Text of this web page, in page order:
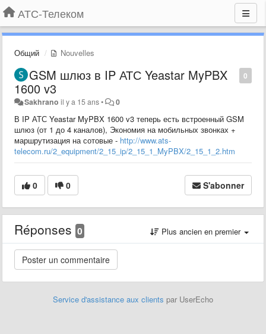
АТС-Телеком
Общий Nouvelles
0
GSM шлюз в IP АТС Yeastar MyPBX
1600 v3
Sakhrano il y a 15 ans• 0
В IP АТС Yeastar MyPBX 1600 v3 теперь есть встроенный GSM
шлюз (от 1 до 4 каналов), Экономия на мобильных звонках +
маршрутизация на сотовые - http://www.ats-
telecom.ru/2_equipment/2_15_ip/2_15_1_MyPBX/2_15_1_2.htm
0 0 S'abonner
Réponses 0 Plus ancien en premier
Service d'assistance aux clients par UserEcho